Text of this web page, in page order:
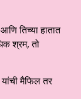
तिच्या हातात
श्रम, तो
यांची मैफिल तर